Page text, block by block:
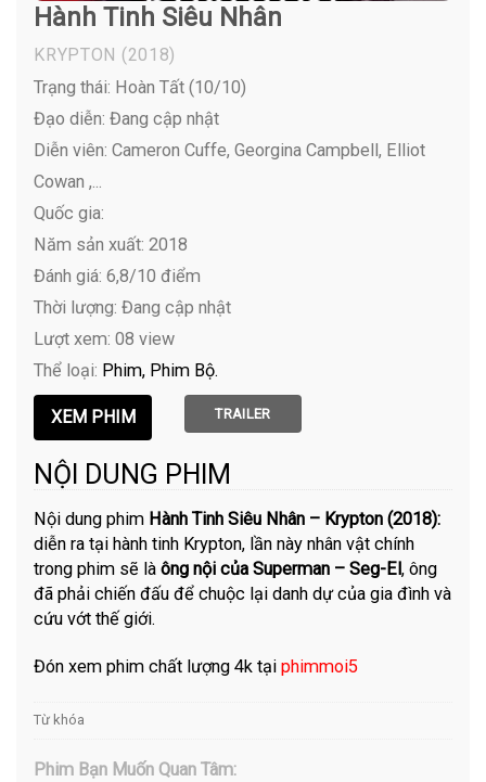
Hành Tinh Siêu Nhân
KRYPTON (2018)
Trạng thái: Hoàn Tất (10/10)
Đạo diễn: Đang cập nhật
Diễn viên: Cameron Cuffe, Georgina Campbell, Elliot
Cowan ,...
Quốc gia:
Năm sản xuất: 2018
Đánh giá: 6,8/10 điểm
Thời lượng: Đang cập nhật
Lượt xem: 08 view
Thể loại: Phim Phim Bộ
TRAILER
NỘI DUNG PHIM
Nội dung phim Hành Tinh Siêu Nhân – Krypton (2018):
diễn ra tại hành tinh Krypton, lần này nhân vật chính
trong phim sẽ làông nội của Superman – Seg-El, ông
đã phải chiến đấu để chuộc lại danh dự của gia đình và
cứu vớt thế giới.
Đón xem phim chất lượng 4k tạiphimmoi5
Từ khóa
Phim Bạn Muốn Quan Tâm: